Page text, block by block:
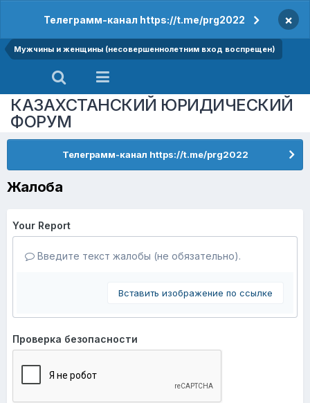
Телеграмм-канал https://t.me/prg2022 ×
Мужчины и женщины (несовершеннолетним вход воспрещен)
КАЗАХСТАНСКИЙ ЮРИДИЧЕСКИЙ
ФОРУМ
Телеграмм-канал https://t.me/prg2022
Жалоба
Your Report
Введите текст жалобы (не обязательно).
Вставить изображение по ссылке
Проверка безопасности